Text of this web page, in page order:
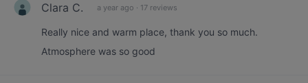
Clara C. a year ago · 17 reviews
Really nice and warm place, thank you so much.
Atmosphere was so good